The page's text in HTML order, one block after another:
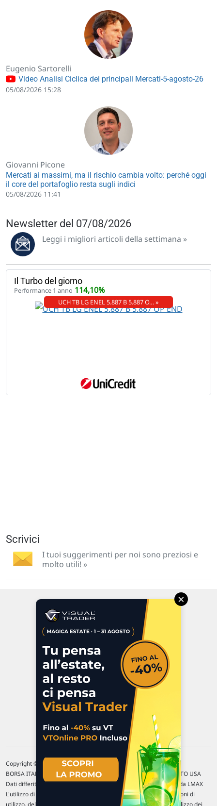
Eugenio Sartorelli
Video Analisi Ciclica dei principali Mercati-5-agosto-26
05/08/2026 15:28
Giovanni Picone
Mercati ai massimi, ma il rischio cambia volto: perché oggi
il core del portafoglio resta sugli indici
05/08/2026 11:41
Newsletter del 07/08/2026
Leggi i migliori articoli della settimana »
Il Turbo del giorno
Performance 1 anno 114,10%
UCH TB LG ENEL 5.887 B 5.887 O… »
Scrivici
I tuoi suggerimenti per noi sono preziosi e
molto utili! »
47923 Rimini
P.IVA 02 452 460 401
Chi siamo
Commenti e segnalazioni
Contattaci
Copyright © 1996-2026 Traderlink Italia s.r.l.
BORSA ITALIANA Quotazioni di borsa differite di 15 min. / MERCATO USA
Dati differiti di 15 min. (fonte Intrinio) / FOREX Quotazioni fornite da LMAX
L'utilizzo di questo sito implica l'accettazione delle nostreCondizioni di
utilizzo, del Politiche sulla privacye dell'Utilizzo dei
×